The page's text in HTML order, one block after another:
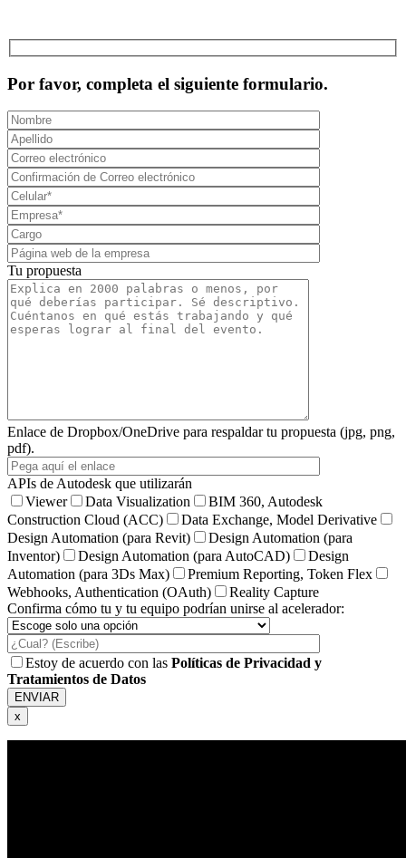
Por favor, completa el siguiente formulario.
Tu propuesta
Enlace de Dropbox/OneDrive para respaldar tu propuesta (jpg, png,
pdf).
APIs de Autodesk que utilizarán
Viewer
Data Visualization
BIM 360, Autodesk
Construction Cloud (ACC)
Data Exchange, Model Derivative
Design Automation (para Revit)
Design Automation (para
Inventor)
Design Automation (para AutoCAD)
Design
Automation (para 3Ds Max)
Premium Reporting, Token Flex
Webhooks, Authentication (OAuth)
Reality Capture
Confirma cómo tu y tu equipo podrían unirse al acelerador:
Estoy de acuerdo con las Políticas de Privacidad y
Tratamientos de Datos
x